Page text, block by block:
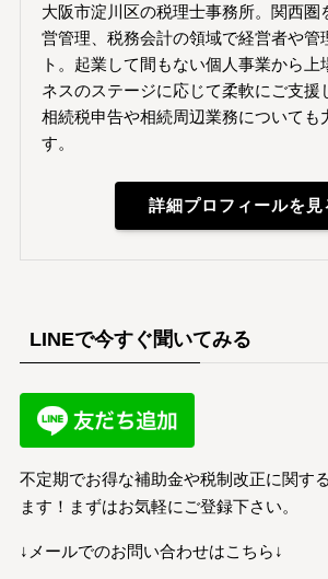
大阪市淀川区の税理士事務所。関西圏
営管理、税務会計の領域で経営者や管
ト。起業して間もない個人事業から上
ネスのステージに応じて柔軟にご支援
相続税申告や相続周辺業務についても
す。
詳細プロフィールを見
LINEで今すぐ聞いてみる
不定期でお得な補助金や税制改正に関す
ます！まずはお気軽にご登録下さい。
↓メールでのお問い合わせはこちら↓